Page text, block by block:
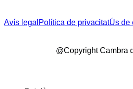
Avís legal Política de privacitatÚs de
@Copyright Cambra